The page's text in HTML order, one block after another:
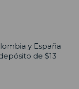
y España
de $13